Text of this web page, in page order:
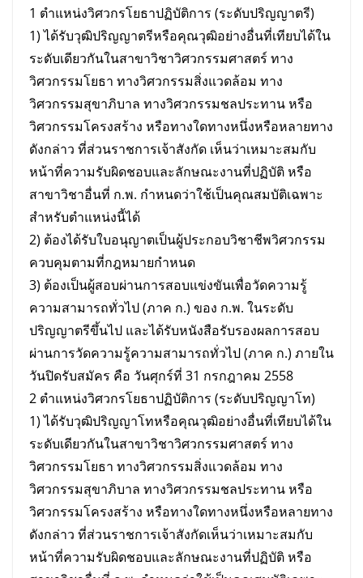
1 ตำแหน่งวิศวกรโยธาปฏิบัติการ (ระดับปริญญาตรี)
1) ได้รับวุฒิปริญญาตรีหรือคุณวุฒิอย่างอื่นที่เทียบได้ใน
ระดับเดียวกันในสาขาวิชาวิศวกรรมศาสตร์ ทาง
วิศวกรรมโยธา ทางวิศวกรรมสิ่งแวดล้อม ทาง
วิศวกรรมสุขาภิบาล ทางวิศวกรรมชลประทาน หรือ
วิศวกรรมโครงสร้าง หรือทางใดทางหนึ่งหรือหลายทาง
ดังกล่าว ที่ส่วนราชการเจ้าสังกัด เห็นว่าเหมาะสมกับ
หน้าที่ความรับผิดชอบและลักษณะงานที่ปฏิบัติ หรือ
สาขาวิชาอื่นที่ ก.พ. กำหนดว่าใช้เป็นคุณสมบัติเฉพาะ
สำหรับตำแหน่งนี้ได้
2) ต้องได้รับใบอนุญาตเป็นผู้ประกอบวิชาชีพวิศวกรรม
ควบคุมตามที่กฎหมายกำหนด
3) ต้องเป็นผู้สอบผ่านการสอบแข่งขันเพื่อวัดความรู้
ความสามารถทั่วไป (ภาค ก.) ของ ก.พ. ในระดับ
ปริญญาตรีขึ้นไป และได้รับหนังสือรับรองผลการสอบ
ผ่านการวัดความรู้ความสามารถทั่วไป (ภาค ก.) ภายใน
วันปิดรับสมัคร คือ วันศุกร์ที่ 31 กรกฎาคม 2558
2 ตำแหน่งวิศวกรโยธาปฏิบัติการ (ระดับปริญญาโท)
1) ได้รับวุฒิปริญญาโทหรือคุณวุฒิอย่างอื่นที่เทียบได้ใน
ระดับเดียวกันในสาขาวิชาวิศวกรรมศาสตร์ ทาง
วิศวกรรมโยธา ทางวิศวกรรมสิ่งแวดล้อม ทาง
วิศวกรรมสุขาภิบาล ทางวิศวกรรมชลประทาน หรือ
วิศวกรรมโครงสร้าง หรือทางใดทางหนึ่งหรือหลายทาง
ดังกล่าว ที่ส่วนราชการเจ้าสังกัดเห็นว่าเหมาะสมกับ
หน้าที่ความรับผิดชอบและลักษณะงานที่ปฏิบัติ หรือ